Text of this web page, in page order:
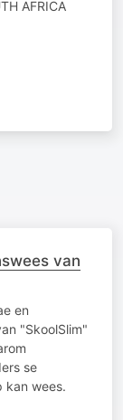
AFRICA
van
en
"SkoolSlim"
se
kan wees.